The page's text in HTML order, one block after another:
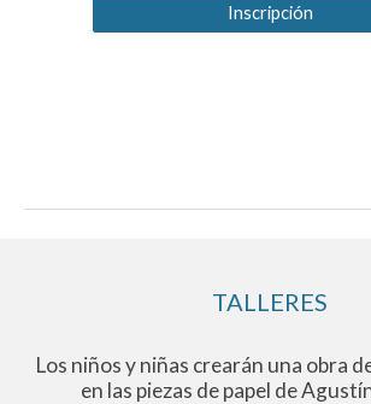
Inscripción
TALLERES
Los niños y niñas crearán una obra
en las piezas de papel de